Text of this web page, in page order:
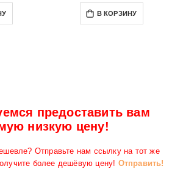
В КОРЗИНУ
предоставить вам
низкую цену!
Отправьте нам ссылку на тот же
более дешёвую цену! Отправить!